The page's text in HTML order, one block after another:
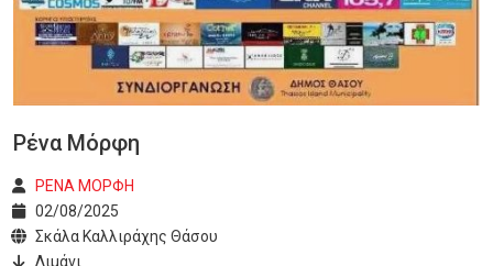
Ρένα Μόρφη
ΡΕΝΑ ΜΟΡΦΗ
02/08/2025
Σκάλα Καλλιράχης Θάσου
Λιμάνι